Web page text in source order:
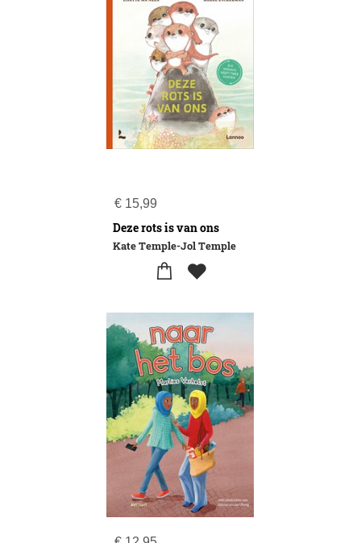
€ 15,99
Deze rots is van ons
Kate Temple-Jol Temple